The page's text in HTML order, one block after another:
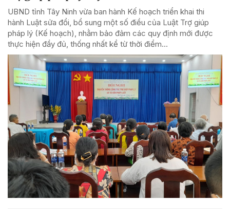
UBND tỉnh Tây Ninh vừa ban hành Kế hoạch triển khai thi
hành Luật sửa đổi, bổ sung một số điều của Luật Trợ giúp
pháp lý (Kế hoạch), nhằm bảo đảm các quy định mới được
thực hiện đầy đủ, thống nhất kể từ thời điểm...